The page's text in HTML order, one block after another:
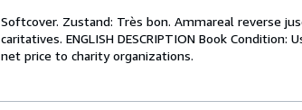
Softcover. Zustand: Très bon. Ammareal reverse
caritatives. ENGLISH DESCRIPTION Book
net price to charity organizations.